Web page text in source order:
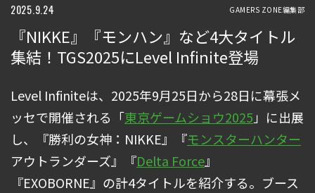
g
2025.9.24 GAMERS ZONE編集部
『NIKKE』『モンハン』など4大タイトル
集結！TGS2025にLevel Infinite登場
Level Infiniteは、2025年9月25日から28日に幕張メ
ッセで開催される「東京ゲームショウ2025」に出展
し、『勝利の女神：NIKKE』『モンスターハンター
アウトランダーズ』『Delta Force』
『EXOBORNE』の計4タイトルを紹介する。ブース